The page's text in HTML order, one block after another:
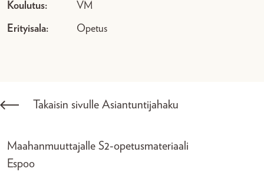
Koulutus: VM
Erityisala: Opetus
Takaisin sivulle Asiantuntijahaku
Maahanmuuttajalle S2-opetusmateriaali
Espoo